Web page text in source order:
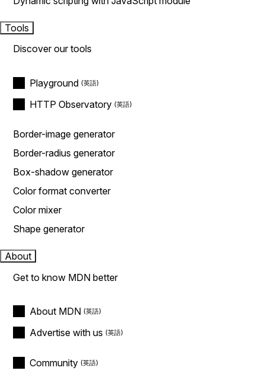
Tools
Discover our tools
Playground
HTTP Observatory
Border-image generator
Border-radius generator
Box-shadow generator
Color format converter
Color mixer
Shape generator
About
Get to know MDN better
About MDN
Advertise with us
Community